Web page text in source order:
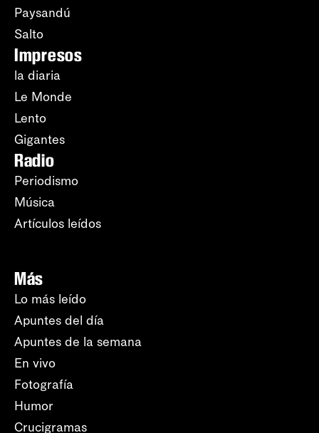
Paysandú
Salto
Impresos
la diaria
Le Monde
Lento
Gigantes
Radio
Periodismo
Música
Artículos leídos
Más
Lo más leído
Apuntes del día
Apuntes de la semana
En vivo
Fotografía
Humor
Crucigramas